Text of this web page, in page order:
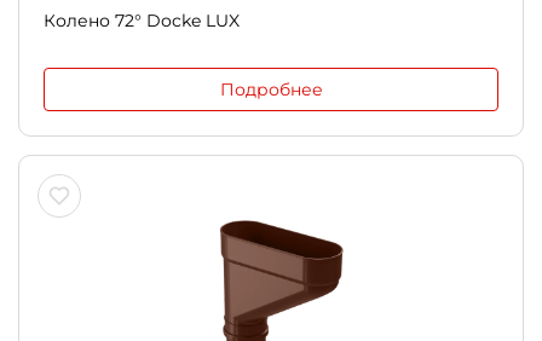
Колено 72° Docke LUX
Подробнее